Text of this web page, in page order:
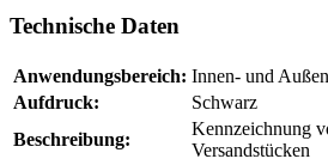
Technische Daten
Anwendungsbereich: Innen- und
Aufdruck:
Schwarz
Beschreibung:
Kennzeichnung
Versandstücken